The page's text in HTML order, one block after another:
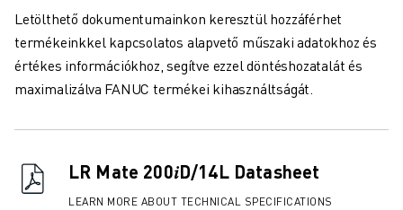
ÜGYFÉLSZOLGÁLAT
ÜGYFÉLSZOLGÁLAT
FANUC PLAN SZERVIZCSOMAGOK
KARBANTARTÁSI SZOLGÁTATÁSOK
FELÚJÍTÁS
DIGITÁLIS SZOLGÁLTATÁSI ESZKÖZÖK
Letölthető dokumentumainkon keresztül hozzáférhet
termékeinkkel kapcsolatos alapvető műszaki adatokhoz és
értékes információkhoz, segítve ezzel döntéshozatalát és
maximalizálva FANUC termékei kihasználtságát.
LR Mate 200𝑖D/14L Datasheet
LEARN MORE ABOUT TECHNICAL SPECIFICATIONS